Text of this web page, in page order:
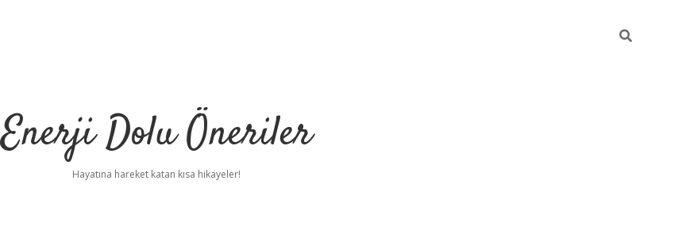
Enerji Dolu Öneriler
Hayatına hareket katan kısa hikayeler!